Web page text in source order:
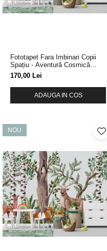
Fototapet Fara Imbinari Copii
Spațiu - Aventură Cosmică
Colorată
170,00 Lei
ADAUGA IN COS
NOU